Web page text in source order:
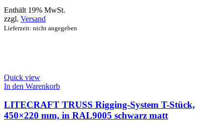
Enthält 19% MwSt.
zzgl. Versand
Lieferzeit: nicht angegeben
Quick view
In den Warenkorb
LITECRAFT TRUSS Rigging-System T-Stück,
450×220 mm, in RAL9005 schwarz matt